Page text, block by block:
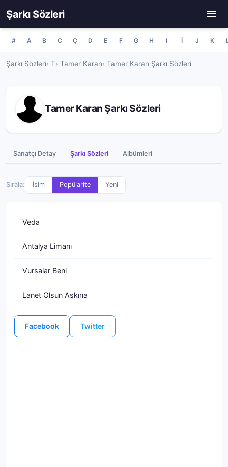
Şarkı Sözleri
# A B C Ç D E F G H I İ J K
Şarkı Sözleri T Tamer Karan Tamer Karan Şarkı Sözleri
Tamer Karan Şarkı Sözleri
Sanatçı Detay Şarkı Sözleri Albümleri
Sırala: İsim Popülarite Yeni
Veda
Antalya Limanı
Vursalar Beni
Lanet Olsun Aşkına
Facebook Twitter